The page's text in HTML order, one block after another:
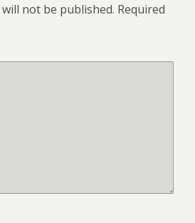
not be published. Required